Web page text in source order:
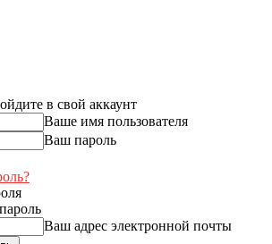
в свой аккаунт
Ваше имя пользователя
Ваш пароль
Ваш адрес электронной почты